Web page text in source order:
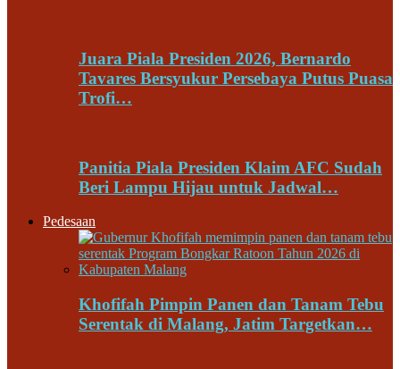
Juara Piala Presiden 2026, Bernardo
Tavares Bersyukur Persebaya Putus Puasa
Trofi…
Panitia Piala Presiden Klaim AFC Sudah
Beri Lampu Hijau untuk Jadwal…
Pedesaan
Khofifah Pimpin Panen dan Tanam Tebu
Serentak di Malang, Jatim Targetkan…